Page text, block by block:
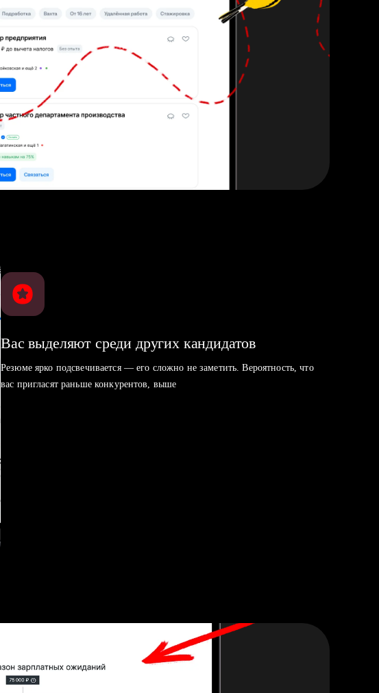
Вас выделяют среди других кандидатов
Резюме ярко подсвечивается — его сложно не заметить. Вероятность, что
вас пригласят раньше конкурентов, выше